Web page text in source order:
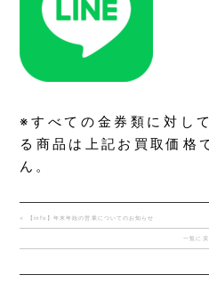
※すべての金券類に対し
る商品は上記お買取価格
ん。
< 【info】年末年始の営業についてのお知らせ
一覧に戻